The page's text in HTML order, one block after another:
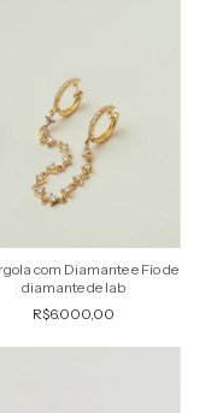
com Diamante e Fio de
diamante de lab
R$6.000,00